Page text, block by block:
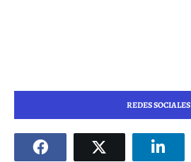
REDES SOCIALES